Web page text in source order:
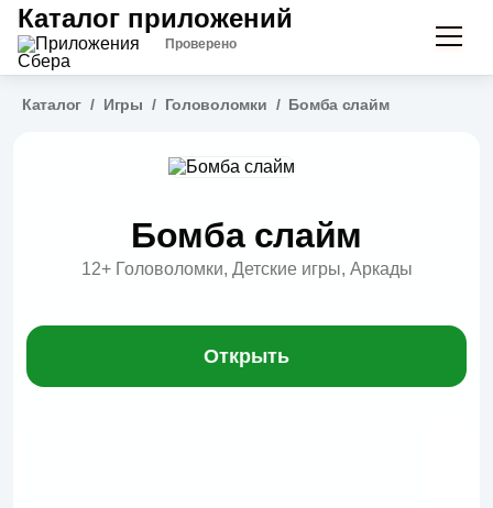
Каталог приложений
Проверено
Каталог / Игры / Головоломки / Бомба слайм
Бомба слайм
12+ Головоломки, Детские игры, Аркады
Открыть